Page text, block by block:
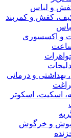
و لباس
کفش و کمربند
و اکسسوری
بهداشتی و درمانی
اسکیت، اسکوتر
و خرگوش